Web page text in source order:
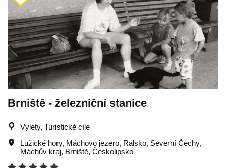
Brniště - železniční stanice
Výlety, Turistické cíle
Lužické hory, Máchovo jezero, Ralsko, Severní Čechy,
Máchův kraj, Brniště, Českolipsko